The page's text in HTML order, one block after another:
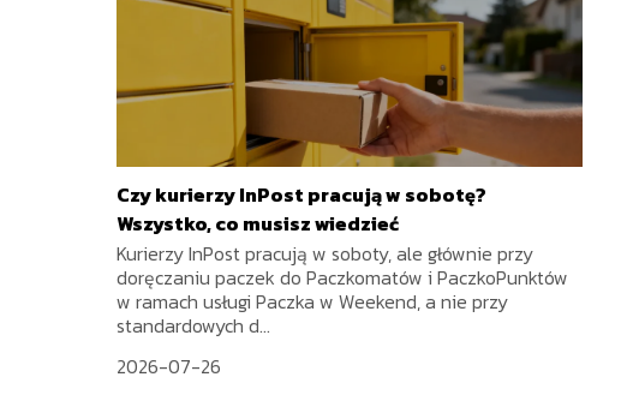
Czy kurierzy InPost pracują w sobotę?
Wszystko, co musisz wiedzieć
Kurierzy InPost pracują w soboty, ale głównie przy
doręczaniu paczek do Paczkomatów i PaczkoPunktów
w ramach usługi Paczka w Weekend, a nie przy
standardowych d...
2026-07-26